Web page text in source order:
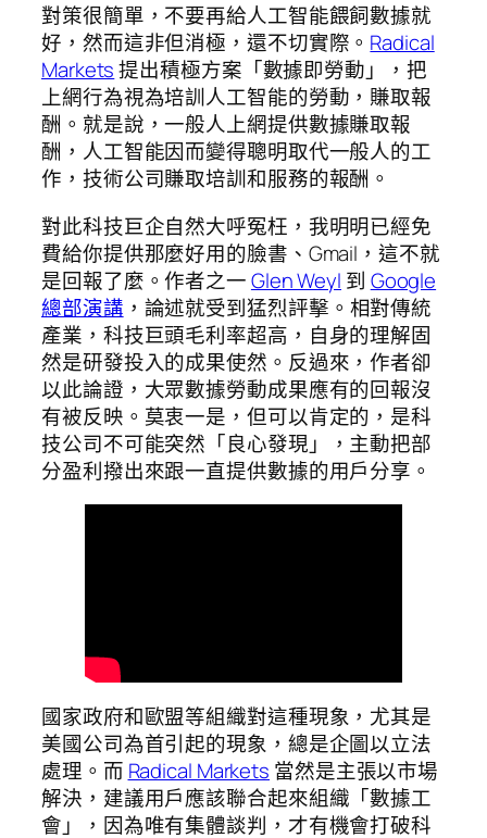
對策很簡單，不要再給人工智能餵飼數據就
好，然而這非但消極，還不切實際。 Radical
Markets提出積極方案「數據即勞動」，把
上網行為視為培訓人工智能的勞動，賺取報
酬。就是說，一般人上網提供數據賺取報
酬，人工智能因而變得聰明取代一般人的工
作，技術公司賺取培訓和服務的報酬。
對此科技巨企自然大呼冤枉，我明明已經免
費給你提供那麼好用的臉書、Gmail，這不就
是回報了麼。作者之一Glen Weyl 到 Google
總部演講 ，論述就受到猛烈評擊。相對傳統
產業，科技巨頭毛利率超高，自身的理解固
然是研發投入的成果使然。反過來，作者卻
以此論證，大眾數據勞動成果應有的回報沒
有被反映。莫衷一是，但可以肯定的，是科
技公司不可能突然「良心發現」，主動把部
分盈利撥出來跟一直提供數據的用戶分享。
國家政府和歐盟等組織對這種現象，尤其是
美國公司為首引起的現象，總是企圖以立法
處理。而 Radical Markets 當然是主張以市場
解決，建議用戶應該聯合起來組織「數據工
會」，因為唯有集體談判，才有機會打破科